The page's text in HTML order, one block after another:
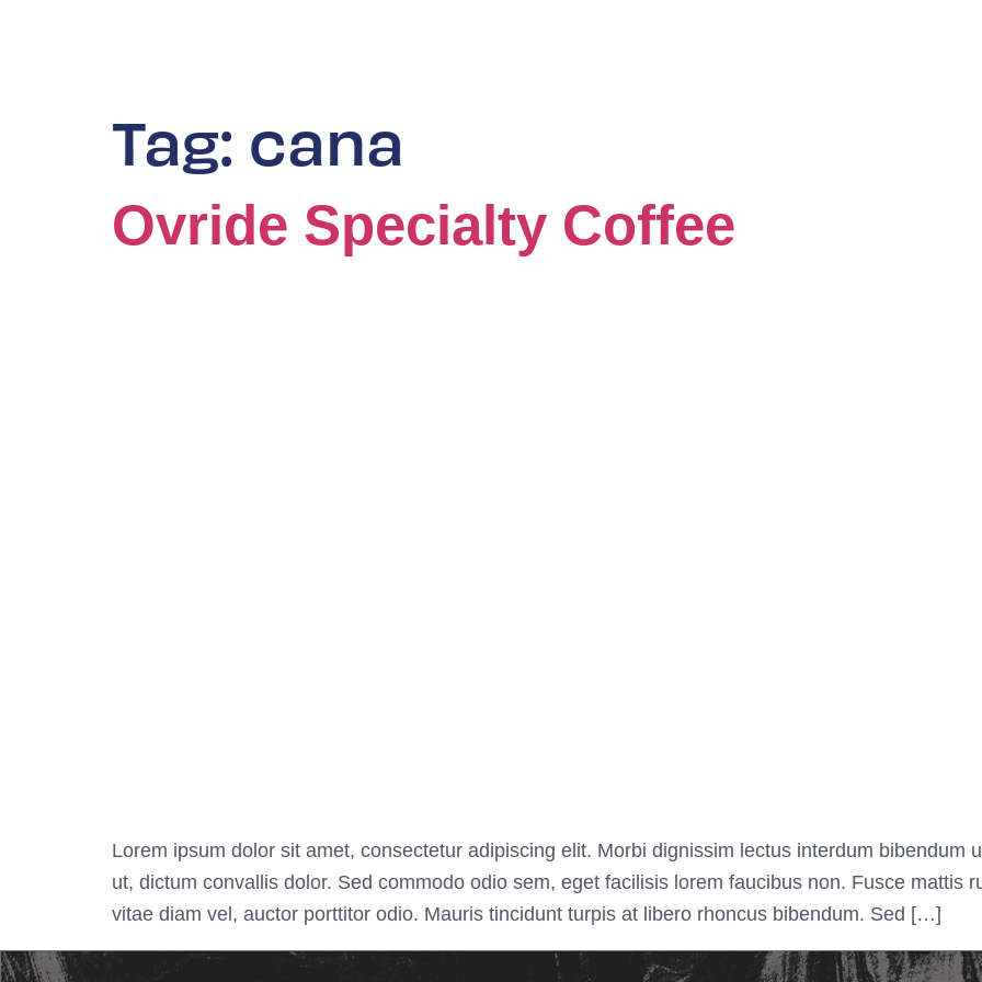
Tag: cana
Ovride Specialty Coffee
Lorem ipsum dolor sit amet, consectetur adipiscing elit. Morbi dignissim lectus interdum bibendum
ut, dictum convallis dolor. Sed commodo odio sem, eget facilisis lorem faucibus non. Fusce mattis
vitae diam vel, auctor porttitor odio. Mauris tincidunt turpis at libero rhoncus bibendum. Sed […]